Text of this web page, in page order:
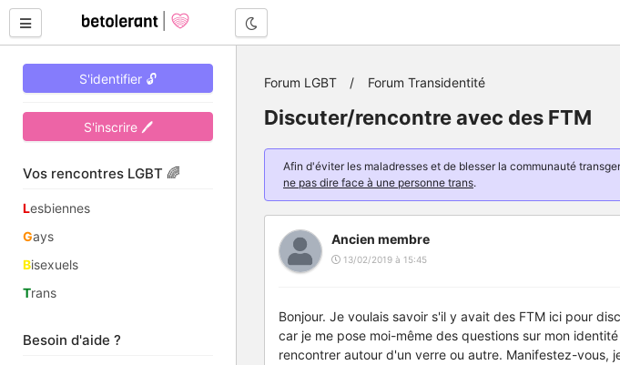
S'identifier 🔓
S'inscrire 🖊
Vos rencontres LGBT 🌈
Lesbiennes
Gays
Bisexuels
Trans
Besoin d'aide ?
Forum LGBT Forum Transidentité
Discuter/rencontre avec des FTM
Afin d'éviter les maladresses et de blesser la communauté
ne pas dire face à une personne trans.
Ancien membre
13/02/2019 à 15:45
Bonjour. Je voulais savoir s'il y avait des FTM ici pour
car je me pose moi-même des questions sur mon
rencontrer autour d'un verre ou autre. Manifestez-vous,